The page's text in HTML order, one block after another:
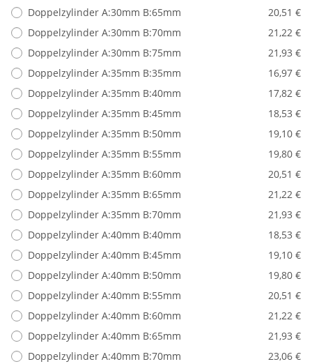
Doppelzylinder A:30mm B:65mm
20,51 €
Doppelzylinder A:30mm B:70mm
21,22 €
Doppelzylinder A:30mm B:75mm
21,93 €
Doppelzylinder A:35mm B:35mm
16,97 €
Doppelzylinder A:35mm B:40mm
17,82 €
Doppelzylinder A:35mm B:45mm
18,53 €
Doppelzylinder A:35mm B:50mm
19,10 €
Doppelzylinder A:35mm B:55mm
19,80 €
Doppelzylinder A:35mm B:60mm
20,51 €
Doppelzylinder A:35mm B:65mm
21,22 €
Doppelzylinder A:35mm B:70mm
21,93 €
Doppelzylinder A:40mm B:40mm
18,53 €
Doppelzylinder A:40mm B:45mm
19,10 €
Doppelzylinder A:40mm B:50mm
19,80 €
Doppelzylinder A:40mm B:55mm
20,51 €
Doppelzylinder A:40mm B:60mm
21,22 €
Doppelzylinder A:40mm B:65mm
21,93 €
Doppelzylinder A:40mm B:70mm
23,06 €